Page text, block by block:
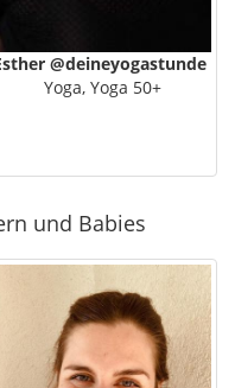
@deineyogastunde
Yoga, Yoga 50+
und Babies